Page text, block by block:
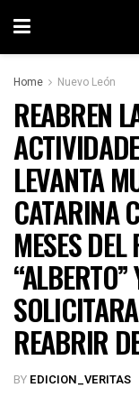
Home Nuevo León
REABREN
LEVANTA
CATARINA
MESES
REABRIR
BY EDICION_VERITAS